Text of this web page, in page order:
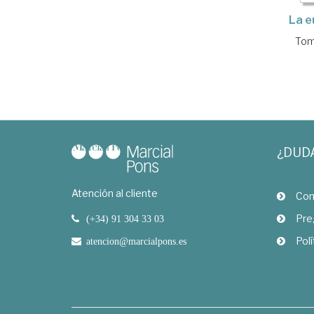
La
Atención al cliente
(+34) 91 304 33 03
atencion@marcialpons.es